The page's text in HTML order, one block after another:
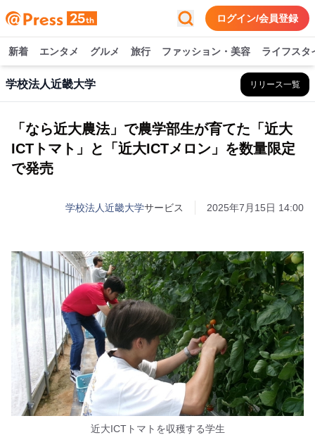
ログイン/会員登録
新着 エンタメ グルメ 旅行 ファッション・美容 ライフスタ
学校法人近畿大学 リリース一覧
「なら近大農法」で農学部生が育てた「近大
ICTトマト」と「近大ICTメロン」を数量限定
で発売
学校法人近畿大学サービス 2025年7月15日 14:00
近大ICTトマトを収穫する学生